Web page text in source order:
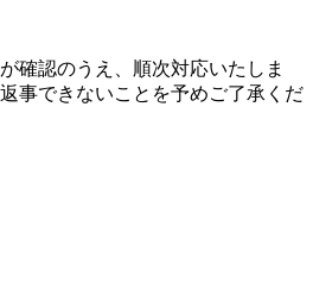
確認のうえ、順次対応いたしま
事できないことを予めご了承くだ